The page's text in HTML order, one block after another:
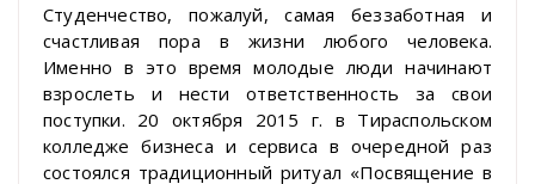
Студенчество, пожалуй, самая беззаботная и
счастливая пора в жизни любого человека.
Именно в это время молодые люди начинают
взрослеть и нести ответственность за свои
поступки. 20 октября 2015 г. в Тираспольском
колледже бизнеса и сервиса в очередной раз
состоялся традиционный ритуал «Посвящение в